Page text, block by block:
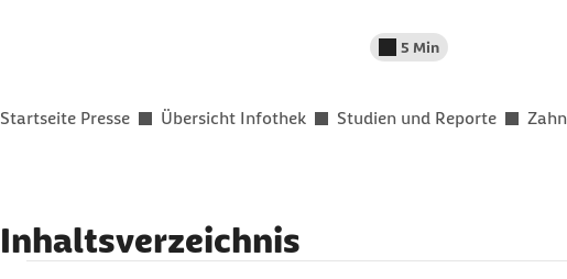
Lesedauer weniger als
5 Min
Sie befinden sich hier:
Startseite Presse Übersicht Infothek Studien und Reporte
Inhaltsverzeichnis